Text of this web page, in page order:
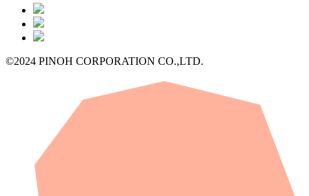
©2024 PINOH CORPORATION CO.,LTD.